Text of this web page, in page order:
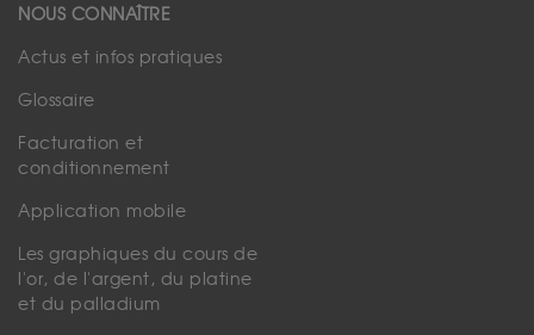
NOUS CONNAÎTRE
Actus et infos pratiques
Glossaire
Facturation et
conditionnement
Application mobile
Les graphiques du cours de
l'or, de l'argent, du platine
et du palladium